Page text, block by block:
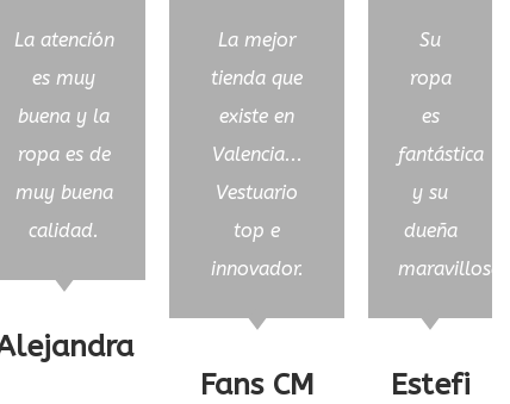
La atención
es muy
buena y la
ropa es de
muy buena
calidad.
La mejor
tienda que
existe en
Valencia...
Vestuario
top e
innovador.
Fans CM
Su
ropa
es
fantástica
y su
dueña
maravillosa!
Estefi